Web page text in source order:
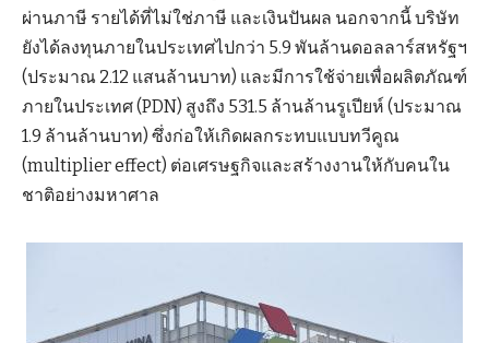
ผ่านภาษี รายได้ที่ไม่ใช่ภาษี และเงินปันผล นอกจากนี้ บริษัท
ยังได้ลงทุนภายในประเทศไปกว่า 5.9 พันล้านดอลลาร์สหรัฐฯ
(ประมาณ 2.12 แสนล้านบาท) และมีการใช้จ่ายเพื่อผลิตภัณฑ์
ภายในประเทศ (PDN) สูงถึง 531.5 ล้านล้านรูเปียห์ (ประมาณ
1.9 ล้านล้านบาท) ซึ่งก่อให้เกิดผลกระทบแบบทวีคูณ
(multiplier effect) ต่อเศรษฐกิจและสร้างงานให้กับคนใน
ชาติอย่างมหาศาล